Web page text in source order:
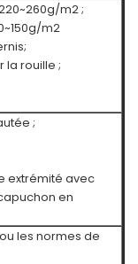
m2 ;
m2
la rouille ;
;
extrémité avec
en
les normes de